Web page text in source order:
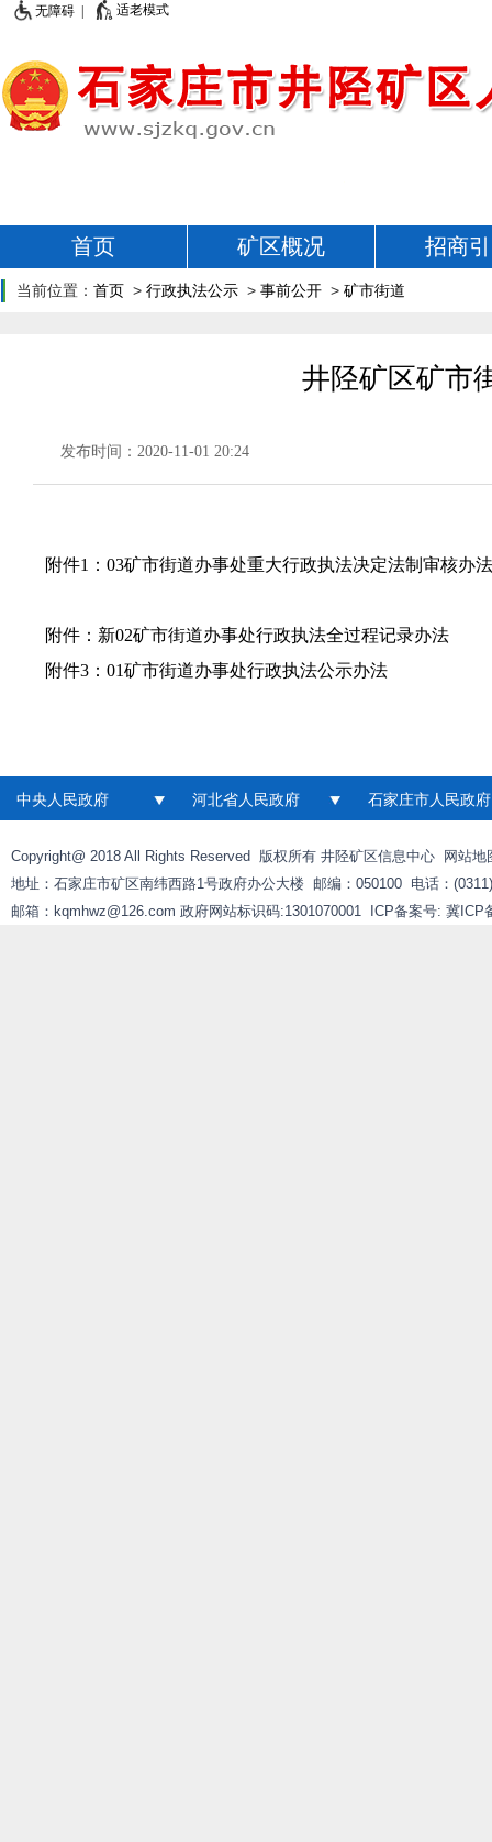
无障碍 | 适老模式
首页 矿区概况 招商
当前位置： 首页 > 行政执法公示 > 事前公开 > 矿市街道
井陉矿区矿市
发布时间：2020-11-01 20:24
附件1：03矿市街道办事处重大行政执法决定法制审核办
附件： 新02矿市街道办事处行政执法全过程记录办法
附件3：01矿市街道办事处行政执法公示办法